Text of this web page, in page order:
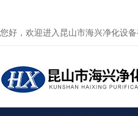
您好，欢迎进入昆山市海兴净化设备